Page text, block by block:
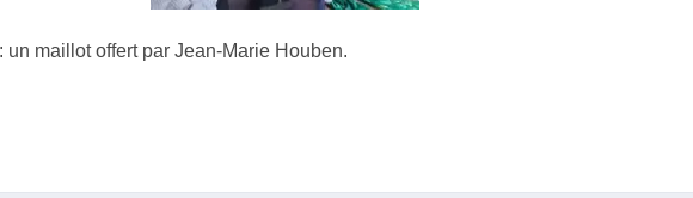
un maillot offert par Jean-Marie Houben.